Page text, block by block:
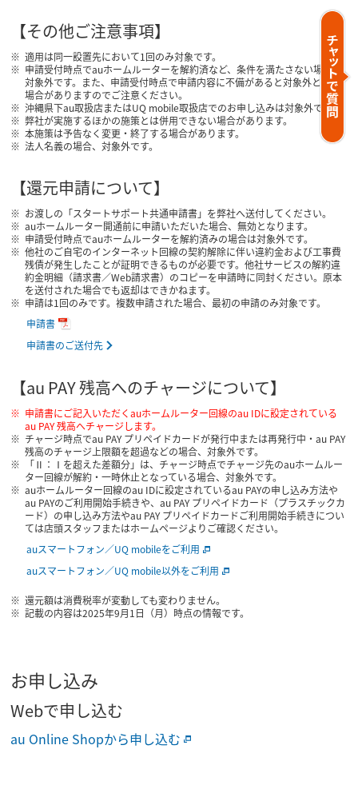
【その他ご注意事項】
適用は同一設置先において1回のみ対象です。
申請受付時点でauホームルーターを解約済など、条件を満たさない場合、
対象外です。また、申請受付時点で申請内容に不備があると対象外となる
場合がありますのでご注意ください。
沖縄県下au取扱店またはUQ mobile取扱店でのお申し込みは対象外です。
弊社が実施するほかの施策とは併用できない場合があります。
本施策は予告なく変更・終了する場合があります。
法人名義の場合、対象外です。
【還元申請について】
お渡しの「スタートサポート共通申請書」を弊社へ送付してください。
auホームルーター開通前に申請いただいた場合、無効となります。
申請受付時点でauホームルーターを解約済みの場合は対象外です。
他社のご自宅のインターネット回線の契約解除に伴い違約金および工事費
残債が発生したことが証明できるものが必要です。他社サービスの解約違
約金明細（請求書／Web請求書）のコピーを申請時に同封ください。原本
を送付された場合でも返却はできかねます。
申請は1回のみです。複数申請された場合、最初の申請のみ対象です。
申請書
申請書のご送付先
【au PAY 残高へのチャージについて】
申請書にご記入いただくauホームルーター回線のau IDに設定されている
au PAY 残高へチャージします。
チャージ時点でau PAY プリペイドカードが発行中または再発行中・au PAY
残高のチャージ上限額を超過などの場合、対象外です。
「Ⅱ：Ⅰを超えた差額分」は、チャージ時点でチャージ先のauホームルー
ター回線が解約・一時休止となっている場合、対象外です。
auホームルーター回線のau IDに設定されているau PAYの申し込み方法や
au PAYのご利用開始手続きや、au PAY プリペイドカード（プラスチックカ
ード）の申し込み方法やau PAY プリペイドカードご利用開始手続きについ
ては店頭スタッフまたはホームページよりご確認ください。
auスマートフォン／UQ mobileをご利用
auスマートフォン／UQ mobile以外をご利用
還元額は消費税率が変動しても変わりません。
記載の内容は2025年9月1日（月）時点の情報です。
お申し込み
Webで申し込む
au Online Shopから申し込む